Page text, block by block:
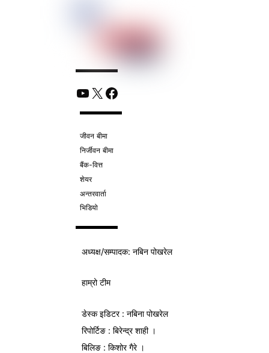
YouTube
X Facebook
जीवन बीमा
निर्जीवन बीमा
बैंक-वित्त
शेयर
अन्तरवार्ता
भिडियो
अध्यक्ष/सम्पादक: नबिन पोखरेल
हाम्रो टीम
डेस्क इडिटर : नबिना पोखरेल
रिपोर्टिङ : बिरेन्द्र शाही ।
बिलिङ : किशोर गैरे ।